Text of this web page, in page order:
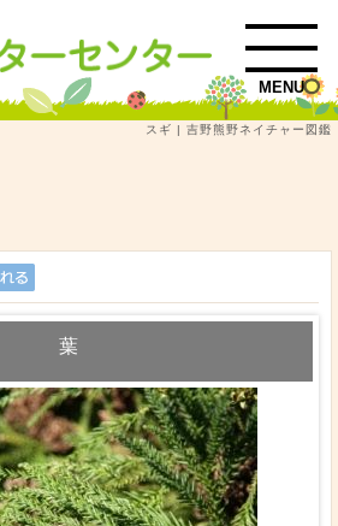
MENU
スギ | 吉野熊野ネイチャー図鑑
葉